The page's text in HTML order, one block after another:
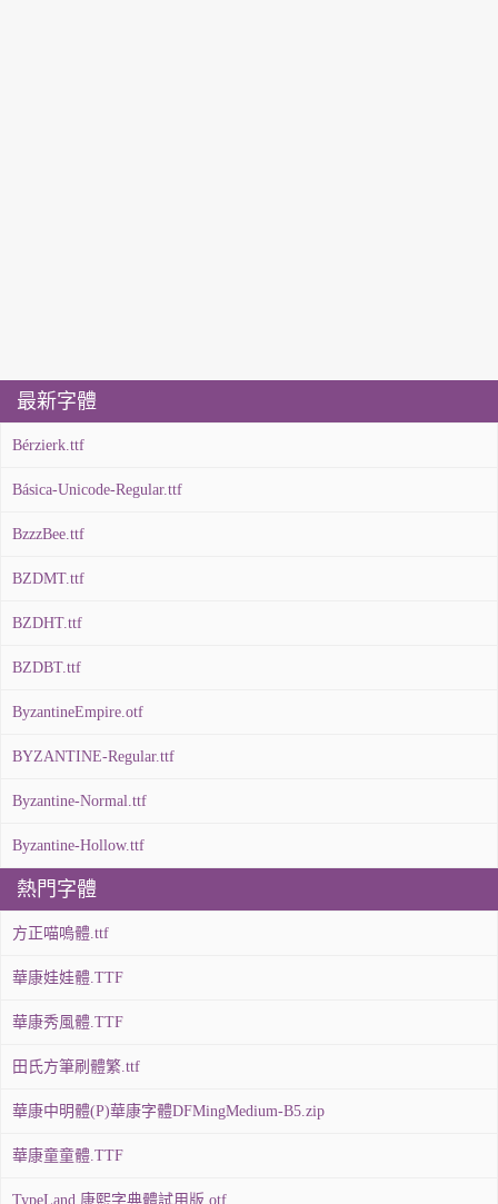
最新字體
Bérzierk.ttf
Básica-Unicode-Regular.ttf
BzzzBee.ttf
BZDMT.ttf
BZDHT.ttf
BZDBT.ttf
ByzantineEmpire.otf
BYZANTINE-Regular.ttf
Byzantine-Normal.ttf
Byzantine-Hollow.ttf
熱門字體
方正喵嗚體.ttf
華康娃娃體.TTF
華康秀風體.TTF
田氏方筆刷體繁.ttf
華康中明體(P)華康字體DFMingMedium-B5.zip
華康童童體.TTF
TypeLand 康熙字典體試用版.otf